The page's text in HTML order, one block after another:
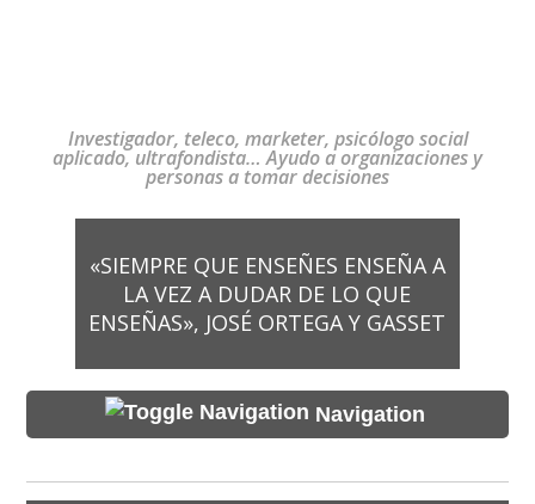
Investigador, teleco, marketer, psicólogo social
aplicado, ultrafondista… Ayudo a organizaciones y
personas a tomar decisiones
«SIEMPRE QUE ENSEÑES ENSEÑA A
LA VEZ A DUDAR DE LO QUE
ENSEÑAS», JOSÉ ORTEGA Y GASSET
Navigation